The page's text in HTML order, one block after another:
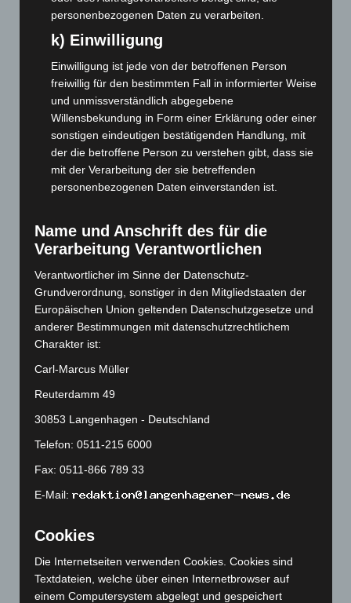
April 2026(99)
Februar 2026
Januar 2026(122)
Dezember 2025(103)
November 2025(114)
Oktober 2025
(112)
September 2025(93)
August 2025(90)
Juni 2025(103)
April 2025
(88)
März 2025(111)
Februar 2025(96)
Oktober 2024(93)
September 2024(112)
August 2024(107)
Juli 2024 (89)
Mai 2024(149)
April 2024(102)
März 2024(103)
personenbezogenen Daten zu verarbeiten.
k) Einwilligung
Einwilligung ist jede von der betroffenen Person
freiwillig für den bestimmten Fall in informierter Weise
und unmissverständlich abgegebene
Willensbekundung in Form einer Erklärung oder einer
sonstigen eindeutigen bestätigenden Handlung, mit
der die betroffene Person zu verstehen gibt, dass sie
mit der Verarbeitung der sie betreffenden
personenbezogenen Daten einverstanden ist.
Name und Anschrift des für die
Verarbeitung Verantwortlichen
Verantwortlicher im Sinne der Datenschutz-
Grundverordnung, sonstiger in den Mitgliedstaaten der
Europäischen Union geltenden Datenschutzgesetze und
anderer Bestimmungen mit datenschutzrechtlichem
Charakter ist:
Carl-Marcus Müller
Reuterdamm 49
30853 Langenhagen - Deutschland
Telefon: 0511-215 6000
Fax: 0511-866 789 33
E-Mail:
Cookies
Die Internetseiten verwenden Cookies. Cookies sind
Textdateien, welche über einen Internetbrowser auf
einem Computersystem abgelegt und gespeichert